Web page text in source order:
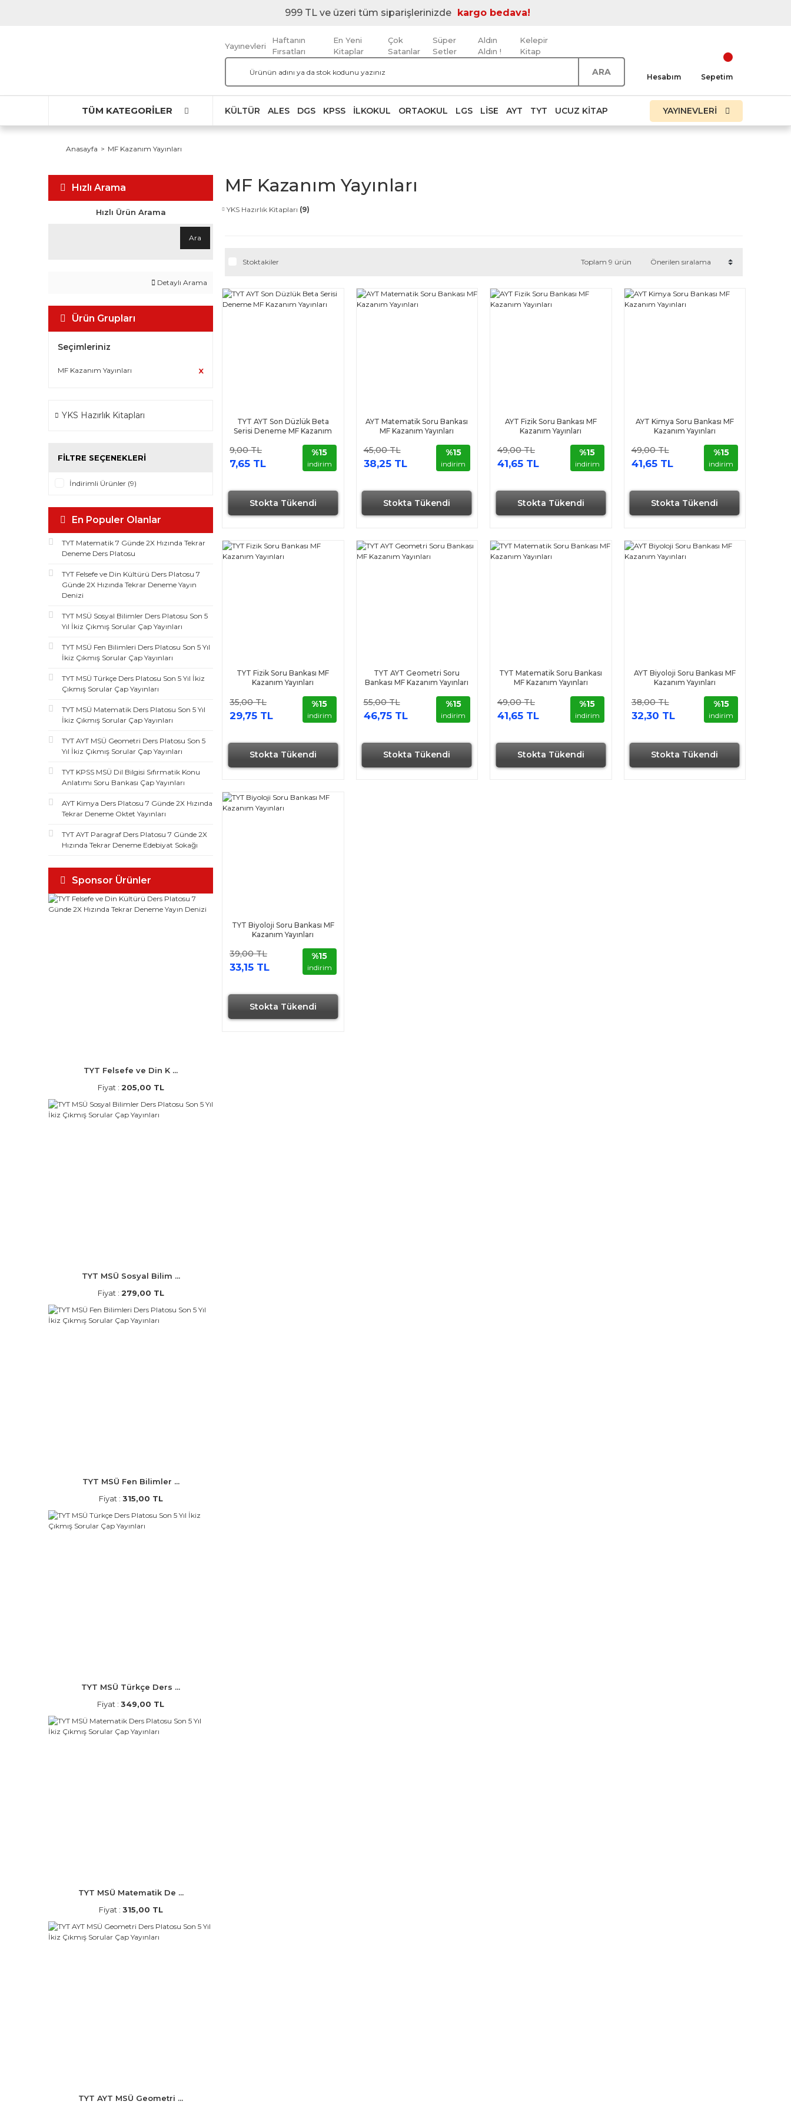
999 TL ve üzeri tüm siparişlerinizde kargo bedava!
Yayınevleri
Haftanın
Fırsatları
En Yeni
Kitaplar
Çok
Satanlar
Süper
Setler
Aldın
Aldın !
Kelepir
Kitap
ARA Hesabım Sepetim
TÜM KATEGORİLER KÜLTÜR ALES DGS KPSS İLKOKUL ORTAOKUL LGS LISE AYT TYT UCUZ KITAP YAYINEVLERİ
Anasayfa MF Kazanım Yayınları
Hızlı Arama
Hızlı Ürün Arama
Ara
Detaylı Arama
Ürün Grupları
Seçimleriniz
MF Kazanım Yayınları
YKS Hazırlık Kitapları
FILTRE SEÇENEKLERI
İndirimli Ürünler (9)
En Populer Olanlar
TYT Matematik 7 Günde 2X Hızında Tekrar
Deneme Ders Platosu
TYT Felsefe ve Din Kültürü Ders Platosu 7
Günde 2X Hızında Tekrar Deneme Yayın
Denizi
TYT MSÜ Sosyal Bilimler Ders Platosu Son 5
Yıl İkiz Çıkmış Sorular Çap Yayınları
TYT MSÜ Fen Bilimleri Ders Platosu Son 5 Yıl
İkiz Çıkmış Sorular Çap Yayınları
TYT MSÜ Türkçe Ders Platosu Son 5 Yıl İkiz
Çıkmış Sorular Çap Yayınları
TYT MSÜ Matematik Ders Platosu Son 5 Yıl
İkiz Çıkmış Sorular Çap Yayınları
TYT AYT MSÜ Geometri Ders Platosu Son 5
Yıl İkiz Çıkmış Sorular Çap Yayınları
TYT KPSS MSÜ Dil Bilgisi Sıfırmatik Konu
Anlatımı Soru Bankası Çap Yayınları
AYT Kimya Ders Platosu 7 Günde 2X Hızında
Tekrar Deneme Oktet Yayınları
TYT AYT Paragraf Ders Platosu 7 Günde 2X
Hızında Tekrar Deneme Edebiyat Sokağı
Sponsor Ürünler
TYT Felsefe ve Din K ...
Fiyat : 205,00 TL
TYT MSÜ Sosyal Bilim ...
Fiyat : 279,00 TL
TYT MSÜ Fen Bilimler ...
Fiyat : 315,00 TL
TYT MSÜ Türkçe Ders ...
Fiyat : 349,00 TL
TYT MSÜ Matematik De ...
Fiyat : 315,00 TL
TYT AYT MSÜ Geometri ...
MF Kazanım Yayınları
YKS Hazırlık Kitapları (9)
Stoktakiler Toplam 9 ürün
Stokta Tükendi
TYT AYT Son Düzlük Beta
Serisi Deneme MF Kazanım
9,00 TL
7,65 TL
%15
indirim
Hızlı Gönderi Stokta Tükendi
AYT Matematik Soru Bankası
MF Kazanım Yayınları
45,00 TL
38,25 TL
%15
indirim
Hızlı Gönderi Stokta Tükendi
AYT Fizik Soru Bankası MF
Kazanım Yayınları
49,00 TL
41,65 TL
%15
indirim
Hızlı Gönderi Stokta Tükendi
AYT Kimya Soru Bankası MF
Kazanım Yayınları
49,00 TL
41,65 TL
%15
indirim
Hızlı Gönderi
Stokta Tükendi
TYT Fizik Soru Bankası MF
Kazanım Yayınları
35,00 TL
29,75 TL
%15
indirim
Hızlı Gönderi Stokta Tükendi
TYT AYT Geometri Soru
Bankası MF Kazanım Yayınları
55,00 TL
46,75 TL
%15
indirim
Hızlı Gönderi Stokta Tükendi
TYT Matematik Soru Bankası
MF Kazanım Yayınları
49,00 TL
41,65 TL
%15
indirim
Hızlı Gönderi Stokta Tükendi
AYT Biyoloji Soru Bankası MF
Kazanım Yayınları
38,00 TL
32,30 TL
%15
indirim
Hızlı Gönderi
Stokta Tükendi
TYT Biyoloji Soru Bankası MF
Kazanım Yayınları
39,00 TL
33,15 TL
%15
indirim
Hızlı Gönderi